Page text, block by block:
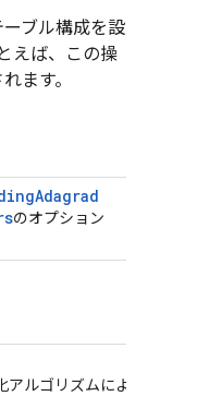
ブル構成を設
えば、この操
ます。
Adagrad
のオプション
ルゴリズムによって更新